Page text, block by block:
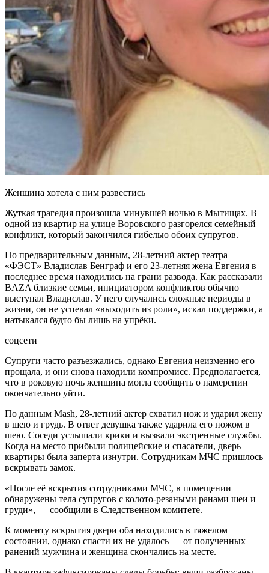
Женщина хотела с ним развестись
Жуткая трагедия произошла минувшей ночью в Мытищах. В
одной из квартир на улице Воровского разгорелся семейный
конфликт, который закончился гибелью обоих супругов.
По предварительным данным, 28-летний актер театра
«ФЭСТ» Владислав Бенграф и его 23-летняя жена Евгения в
последнее время находились на грани развода. Как рассказали
BAZA близкие семьи, инициатором конфликтов обычно
выступал Владислав. У него случались сложные периоды в
жизни, он не успевал «выходить из роли», искал поддержки, а
натыкался будто бы лишь на упрёки.
соцсети
Супруги часто разъезжались, однако Евгения неизменно его
прощала, и они снова находили компромисс. Предполагается,
что в роковую ночь женщина могла сообщить о намерении
окончательно уйти.
По данным Mash, 28-летний актер схватил нож и ударил жену
в шею и грудь. В ответ девушка также ударила его ножом в
шею. Соседи услышали крики и вызвали экстренные службы.
Когда на место прибыли полицейские и спасатели, дверь
квартиры была заперта изнутри. Сотрудникам МЧС пришлось
вскрывать замок.
«После её вскрытия сотрудниками МЧС, в помещении
обнаружены тела супругов с колото-резаными ранами шеи и
груди», — сообщили в Следственном комитете.
К моменту вскрытия двери оба находились в тяжелом
состоянии, однако спасти их не удалось — от полученных
ранений мужчина и женщина скончались на месте.